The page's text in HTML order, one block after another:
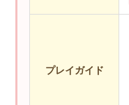
プレイガイド